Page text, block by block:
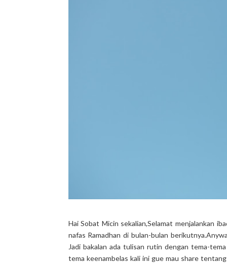
Hai Sobat Micin sekalian,Selamat menjalankan
nafas Ramadhan di bulan-bulan
Jadi bakalan ada tulisan rutin dengan tema-
tema keenambelas kali ini gue mau share